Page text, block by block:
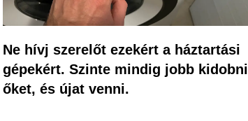
Ne hívj szerelőt ezekért a háztartási
gépekért. Szinte mindig jobb kidobni
őket, és újat venni.